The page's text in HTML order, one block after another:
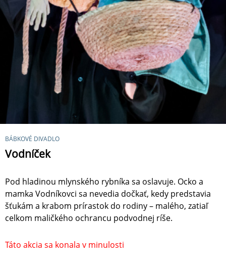
BÁBKOVÉ DIVADLO
Vodníček
Pod hladinou mlynského rybníka sa oslavuje. Ocko a
mamka Vodníkovci sa nevedia dočkať, kedy predstavia
šťukám a krabom prírastok do rodiny – malého, zatiaľ
celkom maličkého ochrancu podvodnej ríše.
Táto akcia sa konala v minulosti